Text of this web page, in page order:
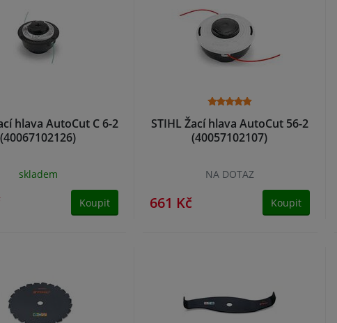
hlava AutoCut C 6-2
(40067102126)
skladem
Koupit
STIHL Žací hlava AutoCut 56-2
(40057102107)
NA DOTAZ
661 Kč Koupit